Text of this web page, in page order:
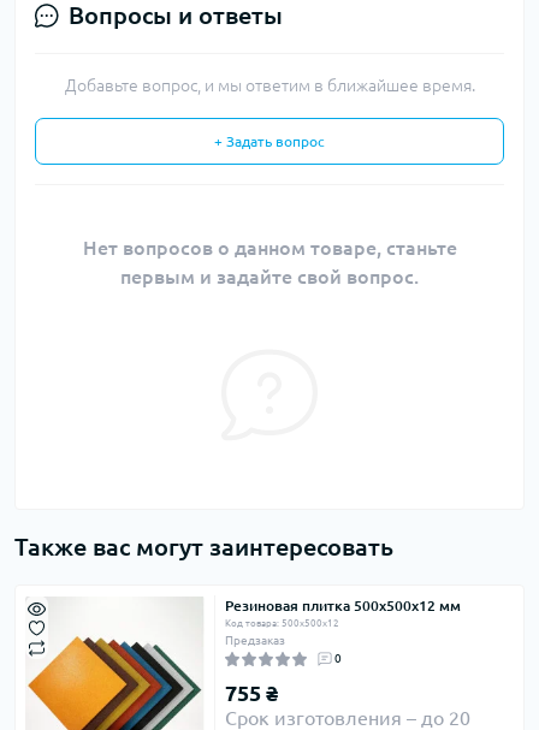
Вопросы и ответы
Добавьте вопрос, и мы ответим в ближайшее время.
+ Задать вопрос
Нет вопросов о данном товаре, станьте
первым и задайте свой вопрос.
Также вас могут заинтересовать
Резиновая плитка 500х500х12 мм
Код товара: 500х500х12
Предзаказ
0
755 ₴
Срок изготовления – до 20